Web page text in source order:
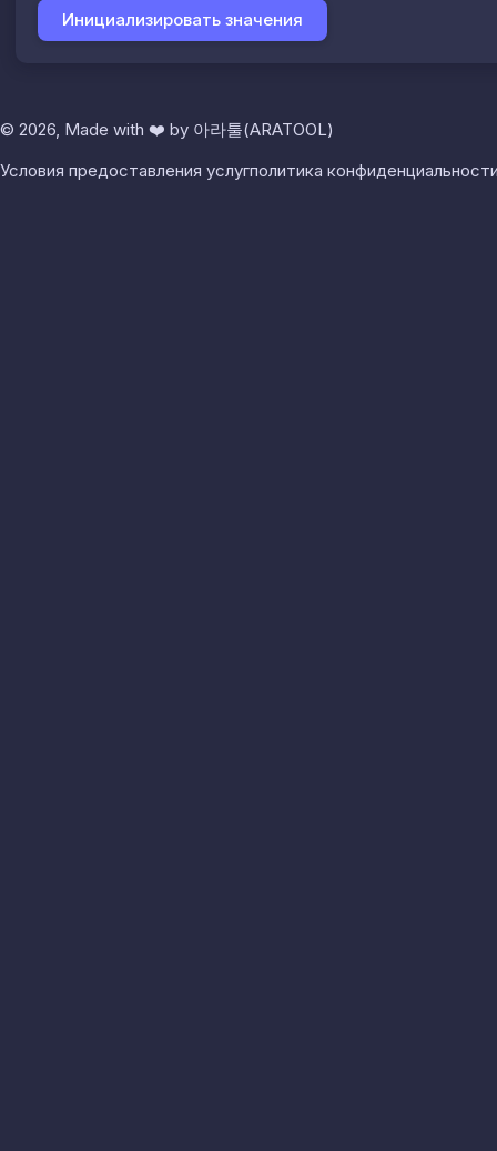
Инициализировать значения
© 2026, Made with ❤️ by 아라툴(ARATOOL)
Условия предоставления услугполитика